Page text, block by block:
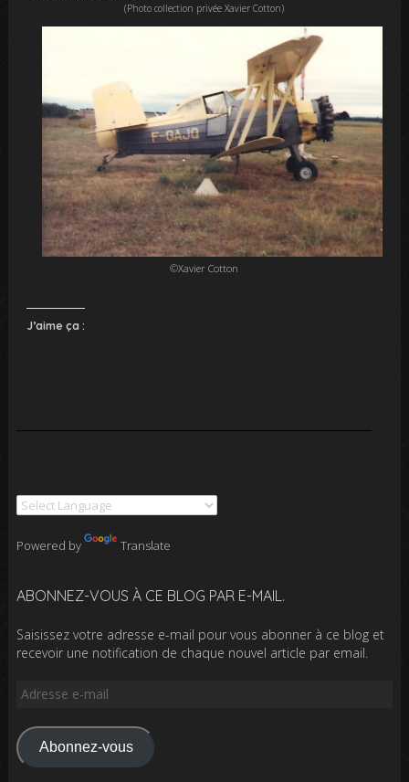
(Photo collection privée Xavier Cotton)
©Xavier Cotton
J’aime ça :
Powered by Translate
ABONNEZ-VOUS À CE BLOG PAR E-MAIL.
Saisissez votre adresse e-mail pour vous abonner à ce blog et
recevoir une notification de chaque nouvel article par email.
Adresse
mail
Abonnez-vous